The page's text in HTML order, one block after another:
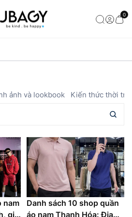
0
ảnh và lookbook Kiến thức thời
nam
giá
Danh sách 10 shop quần
áo nam Thanh Hóa: Địa